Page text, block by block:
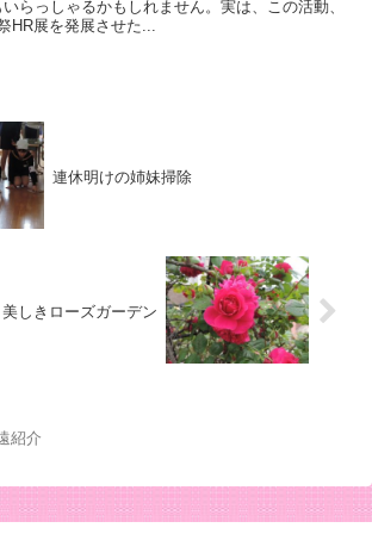
らっしゃるかもしれません。実は、この活動、
HR展を発展させた...
連休明けの姉妹掃除
美しきローズガーデン
紹介